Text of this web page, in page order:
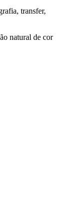
, transfer,
natural de cor